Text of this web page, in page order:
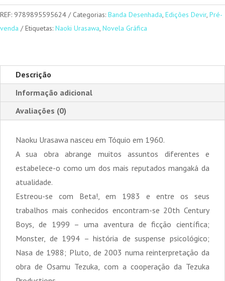
1
REF: 9789895595624 Categorias: Banda Desenhada, Edições Devir, Pré-
venda
Etiquetas: Naoki Urasawa, Novela Gráfica
Descrição
Informação adicional
Avaliações (0)
Naoku Urasawa nasceu em Tóquio em 1960.
A sua obra abrange muitos assuntos diferentes e
estabelece-o como um dos mais reputados mangaká da
atualidade.
Estreou-se com Beta!, em 1983 e entre os seus
trabalhos mais conhecidos encontram-se 20th Century
Boys, de 1999 – uma aventura de ficção científica;
Monster, de 1994 – história de suspense psicológico;
Nasa de 1988; Pluto, de 2003 numa reinterpretação da
obra de Osamu Tezuka, com a cooperação da Tezuka